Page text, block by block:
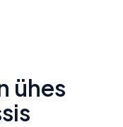
ühes